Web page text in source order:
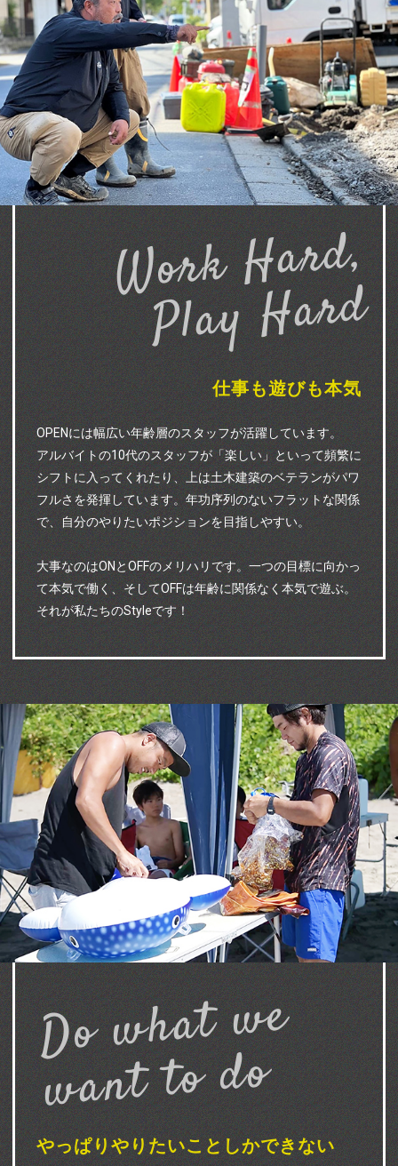
Work Hard,
Play Hard
仕事も遊びも本気
OPENには幅広い年齢層のスタッフが活躍しています。
アルバイトの10代のスタッフが「楽しい」といって頻繁に
シフトに入ってくれたり、上は土木建築のベテランがパワ
フルさを発揮しています。年功序列のないフラットな関係
で、自分のやりたいポジションを目指しやすい。
大事なのはONとOFFのメリハリです。一つの目標に向かっ
て本気で働く、そしてOFFは年齢に関係なく本気で遊ぶ。
それが私たちのStyleです！
Do what we
want to do
やっぱりやりたいことしかできない